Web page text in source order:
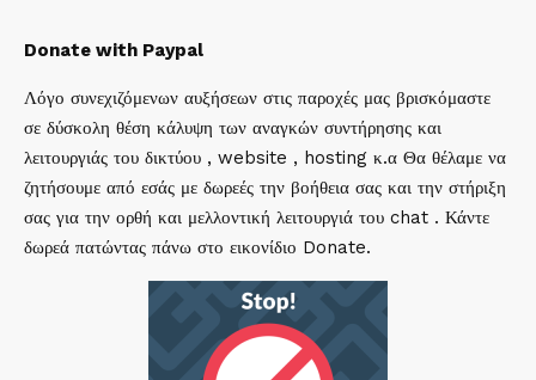
Donate with Paypal
Λόγο συνεχιζόμενων αυξήσεων στις παροχές μας βρισκόμαστε
σε δύσκολη θέση κάλυψη των αναγκών συντήρησης και
λειτουργιάς του δικτύου , website , hosting κ.α Θα θέλαμε να
ζητήσουμε από εσάς με δωρεές την βοήθεια σας και την στήριξη
σας για την ορθή και μελλοντική λειτουργιά του chat . Κάντε
δωρεά πατώντας πάνω στο εικονίδιο Donate.